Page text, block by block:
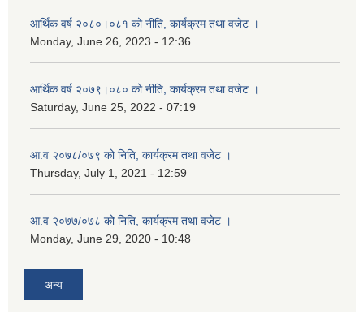
आर्थिक वर्ष २०८०।०८१ को नीति, कार्यक्रम तथा वजेट ।
Monday, June 26, 2023 - 12:36
आर्थिक वर्ष २०७९।०८० को नीति, कार्यक्रम तथा वजेट ।
Saturday, June 25, 2022 - 07:19
आ.व २०७८/०७९ को निति, कार्यक्रम तथा वजेट ।
Thursday, July 1, 2021 - 12:59
आ.व २०७७/०७८ को निति, कार्यक्रम तथा वजेट ।
Monday, June 29, 2020 - 10:48
अन्य